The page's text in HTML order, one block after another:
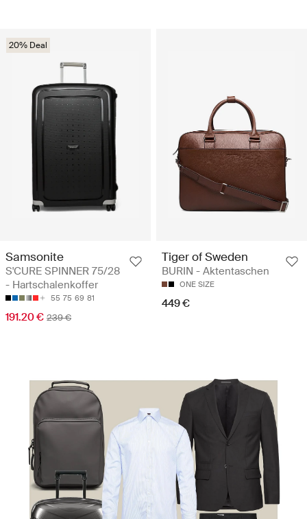
20% Deal
Samsonite
S'CURE SPINNER 75/28
- Hartschalenkoffer
55 75 69 81
191.20 € 239 €
Tiger of Sweden
BURIN - Aktentaschen
ONE SIZE
449 €